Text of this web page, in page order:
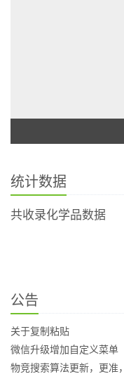
统计数据
共收录化学品数据
公告
关于复制粘贴
微信升级增加自定义菜单
物竞搜索算法更新，更准